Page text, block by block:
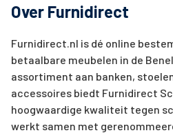
Over Furnidirect
Furnidirect.nl is dé online
betaalbare meubelen in de
assortiment aan banken,
accessoires biedt Furnidirect
hoogwaardige kwaliteit tegen
werkt samen met